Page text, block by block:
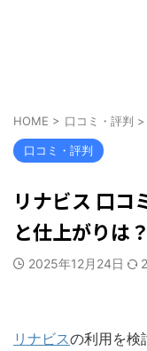
HOME > 口コミ・評判 >
口コミ・評判
リナビス 口コ
と仕上がりは？
2025年12月24日
リナビスの利用を検